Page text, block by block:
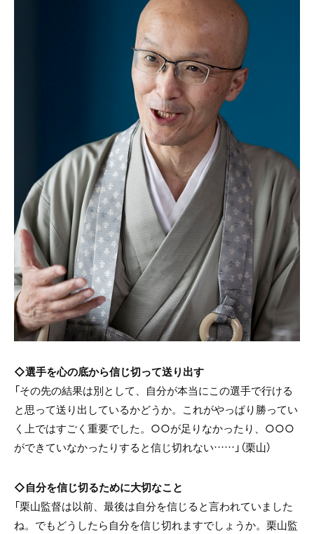
◇選手を心の底から信じ切って送り出す
「その先の結果は別として、自分が本当にこの選手で行ける
と思って送り出しているかどうか。これがやっぱり勝ってい
く上ではすごく重要でした。○○が足りなかったり、○○○
ができていなかったりすると信じ切れない……」（栗山）
◇自分を信じ切るために大切なこと
「栗山監督は以前、最後は自分を信じると言われていました
ね。でもどうしたら自分を信じ切れますでしょうか。栗山監